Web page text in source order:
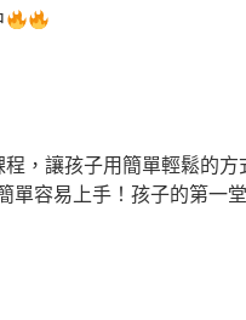
，讓孩子用簡單輕鬆的方
單容易上手！孩子的第一